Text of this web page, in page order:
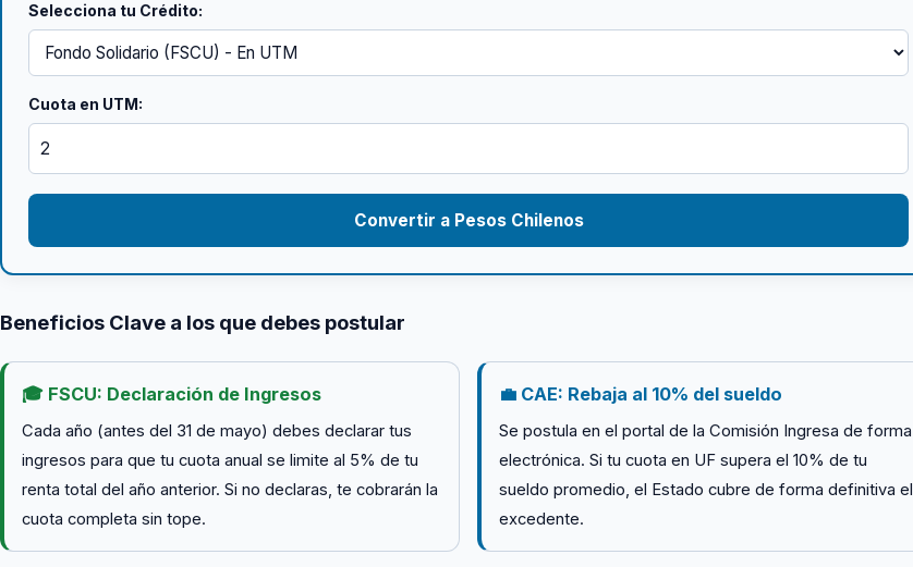
Selecciona tu Crédito:
Cuota en UTM:
Convertir a Pesos Chilenos
Beneficios Clave a los que debes postular
🎓 FSCU: Declaración de Ingresos
Cada año (antes del 31 de mayo) debes declarar tus
ingresos para que tu cuota anual se limite al 5% de tu
renta total del año anterior. Si no declaras, te cobrarán la
cuota completa sin tope.
💼 CAE: Rebaja al 10% del sueldo
Se postula en el portal de la Comisión Ingresa de forma
electrónica. Si tu cuota en UF supera el 10% de tu
sueldo promedio, el Estado cubre de forma definitiva el
excedente.